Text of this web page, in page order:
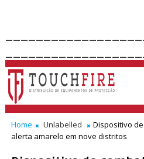
Home Unlabelled
Dispositivo
alerta amarelo em nove distritos